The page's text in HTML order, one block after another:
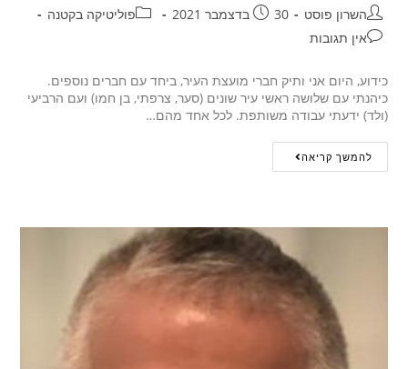
השרון פוסט 30 בדצמבר 2021
פוליטיקה בקטנה
אין תגובות
כידוע, היום אני ותיק חברי מועצת העיר, ביחד עם חברים נוספים.
כיהנתי עם שלושה ראשי עיר שונים (סער, צרפתי, בן חמו) ועם הרביעי
(ולד) ידעתי עבודה משותפת. לכל אחד מהם…
להמשך קריאה